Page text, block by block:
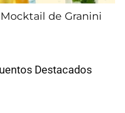
de Granini
Destacados